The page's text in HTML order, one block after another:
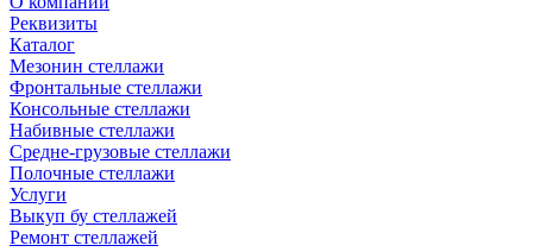
Реквизиты
Каталог
Мезонин стеллажи
Фронтальные стеллажи
Консольные стеллажи
Набивные стеллажи
Средне-грузовые стеллажи
Полочные стеллажи
Услуги
Выкуп бу стеллажей
Ремонт стеллажей